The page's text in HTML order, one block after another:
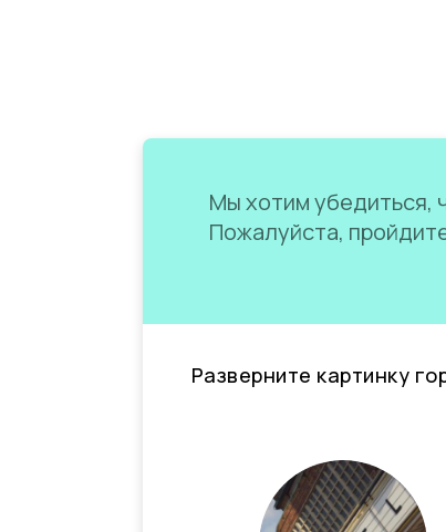
Мы хотим убедиться,
Пожалуйста,
Разверните картинку